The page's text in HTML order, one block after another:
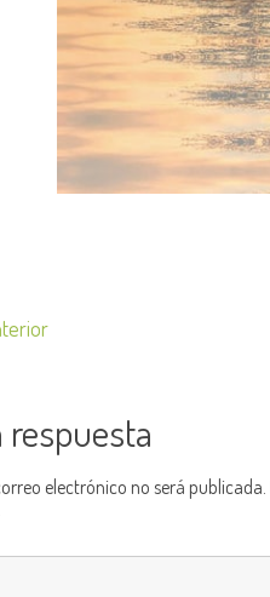
respuesta
electrónico no será publicada.